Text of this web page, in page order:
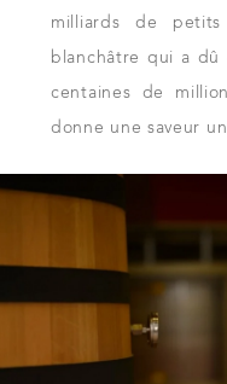
milliards de
blanchâtre qui a
centaines de
donne une saveur